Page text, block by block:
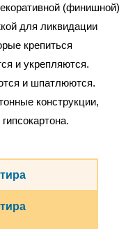
(финишной)
для ликвидации
крепиться
и укрепляются.
и шпатлюются.
конструкции,